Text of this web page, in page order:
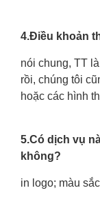
4.Điều khoản
nói chung, TT
rồi, chúng tôi
hoặc các hình
5.Có dịch vụ
không?
in logo; màu